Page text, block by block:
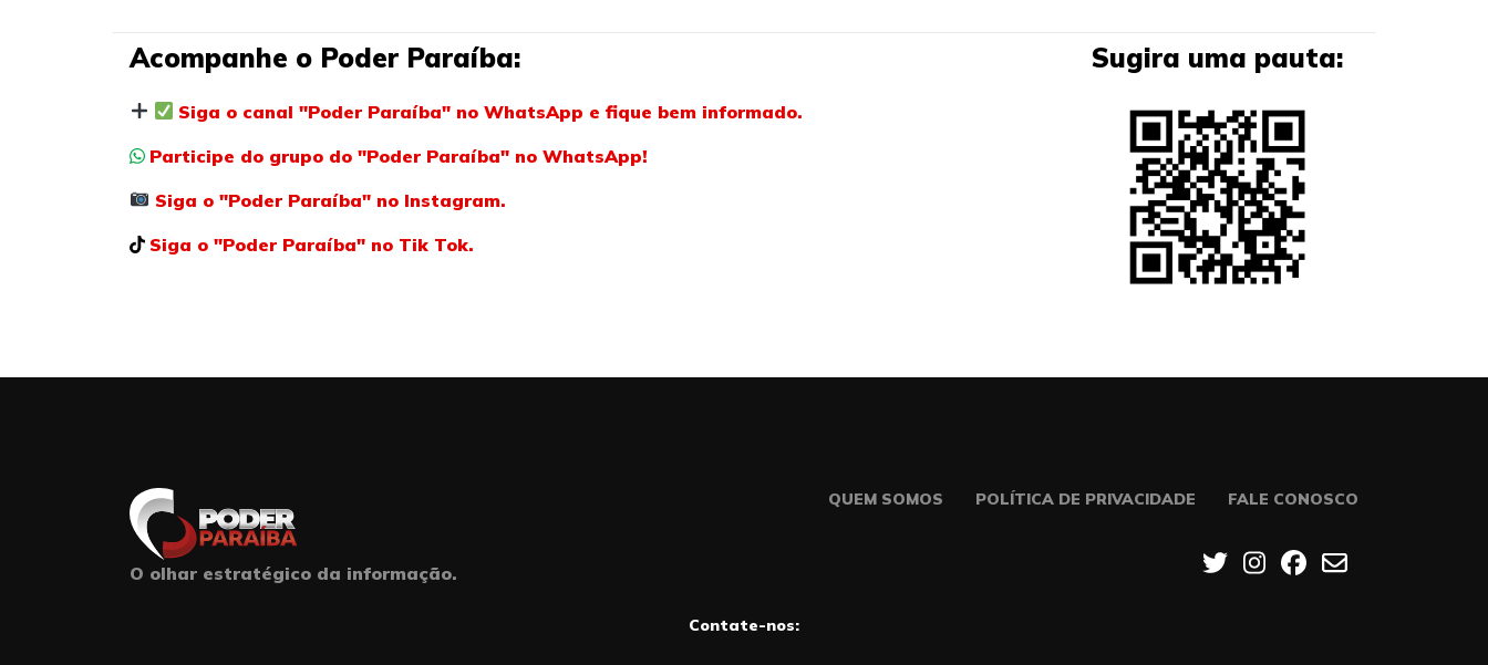
Acompanhe o Poder Paraíba:
Siga o canal "Poder Paraíba" no WhatsApp e fique bem informado.
Participe do grupo do "Poder Paraíba" no WhatsApp!
Siga o "Poder Paraíba" no Instagram.
Siga o "Poder Paraíba" no Tik Tok.
Sugira uma pauta:
O olhar estratégico da informação.
QUEM SOMOS POLÍTICA DE PRIVACIDADE FALE CONOSCO
Contate-nos: